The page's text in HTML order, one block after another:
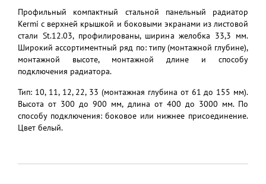
Профильный компактный стальной панельный радиатор
Kermi с верхней крышкой и боковыми экранами из листовой
стали St.12.03, профилированы, ширина желобка 33,3 мм.
Широкий ассортиментный ряд по: типу (монтажной глубине),
монтажной высоте, монтажной длине и способу
подключения радиатора.
Тип: 10, 11, 12, 22, 33 (монтажная глубина от 61 до 155 мм).
Высота от 300 до 900 мм, длина от 400 до 3000 мм. По
способу подключения: боковое или нижнее присоединение.
Цвет белый.